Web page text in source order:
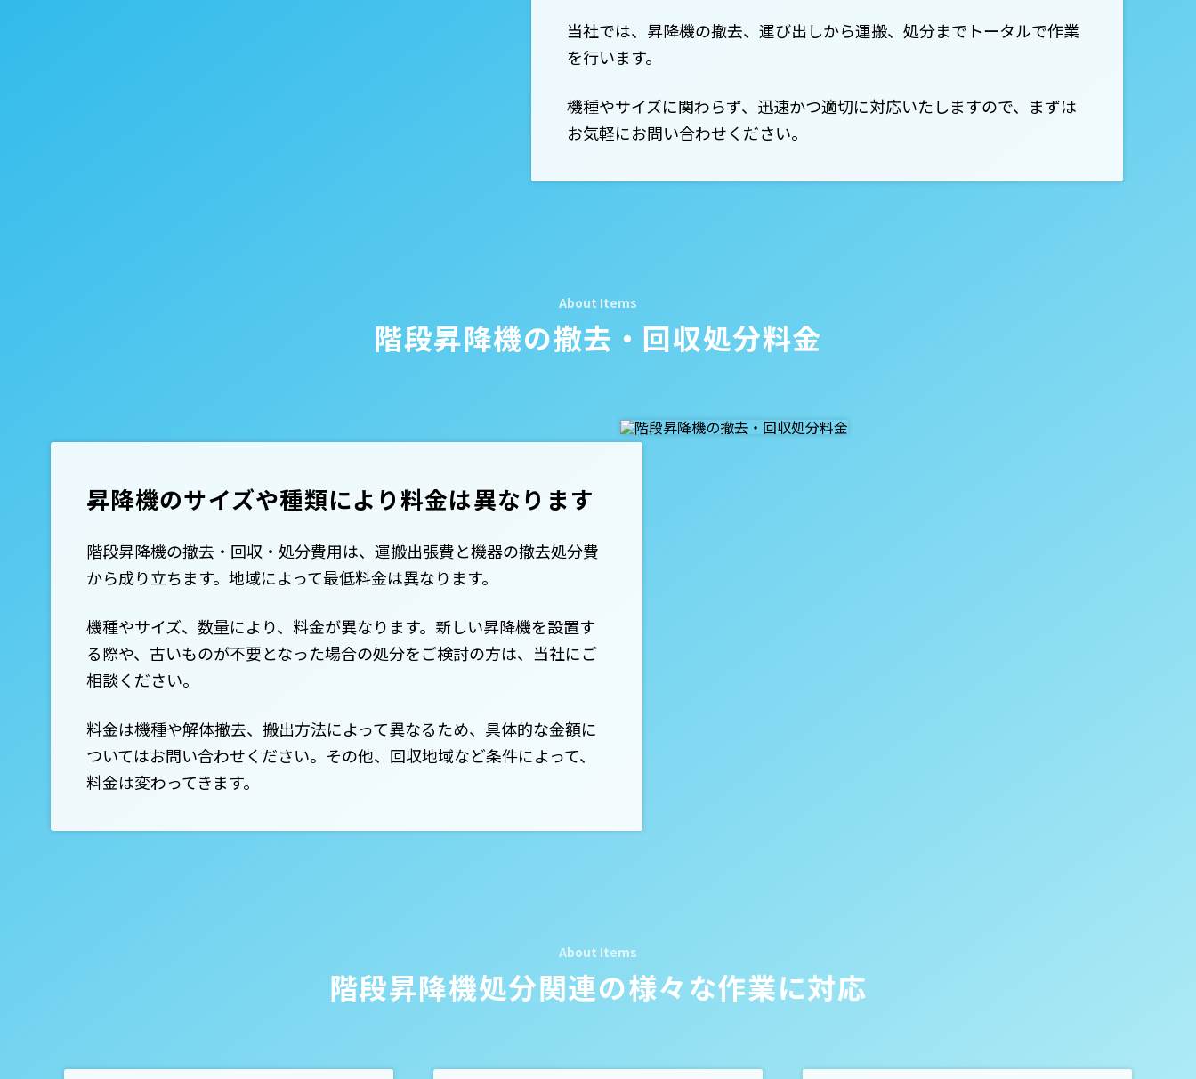
当社では、昇降機の撤去、運び出しから運搬、処分までトータルで作業
を行います。
機種やサイズに関わらず、迅速かつ適切に対応いたしますので、まずは
お気軽にお問い合わせください。
階段昇降機の撤去・回収処分料金
昇降機のサイズや種類により料金は異なります
階段昇降機の撤去・回収・処分費用は、運搬出張費と機器の撤去処分費
から成り立ちます。地域によって最低料金は異なります。
機種やサイズ、数量により、料金が異なります。新しい昇降機を設置す
る際や、古いものが不要となった場合の処分をご検討の方は、当社にご
相談ください。
料金は機種や解体撤去、搬出方法によって異なるため、具体的な金額に
ついてはお問い合わせください。その他、回収地域など条件によって、
料金は変わってきます。
階段昇降機処分関連の様々な作業に対応